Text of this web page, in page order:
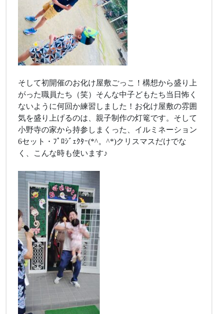
そして初開催のお化け屋敷ごっこ！構想から盛り上
がった職員たち（笑）そんな中子どもたち当日怖く
ないように何回か練習しました！お化け屋敷の雰囲
気を盛り上げるのは、親子制作の灯篭です。そして
小野寺の家から持参しまくった、イルミネーション
6セット・ﾌﾟﾛｼﾞｪｸﾀｰ(*^。^*)クリスマスだけでな
く、こんな時も使います♪